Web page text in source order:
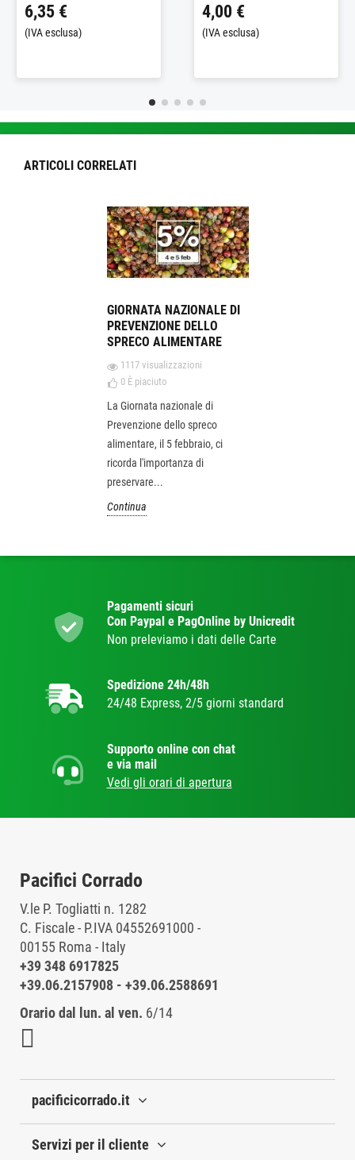
6,35 €
(IVA esclusa)
4,00 €
(IVA esclusa)
ARTICOLI CORRELATI
GIORNATA NAZIONALE DI
PREVENZIONE DELLO
SPRECO ALIMENTARE
1117 visualizzazioni
0 È piaciuto
La Giornata nazionale di
Prevenzione dello spreco
alimentare, il 5 febbraio, ci
ricorda l'importanza di
preservare...
Continua
Pagamenti sicuri
Con Paypal e PagOnline by Unicredit
Non preleviamo i dati delle Carte
Spedizione 24h/48h
24/48 Express, 2/5 giorni standard
Supporto online con chat
e via mail
Vedi gli orari di apertura
Pacifici Corrado
V.le P. Togliatti n. 1282
C. Fiscale - P.IVA 04552691000 -
00155 Roma - Italy
+39 348 6917825
+39.06.2157908 - +39.06.2588691
Orario dal lun. al ven. 6/14
pacificicorrado.it
Servizi per il cliente